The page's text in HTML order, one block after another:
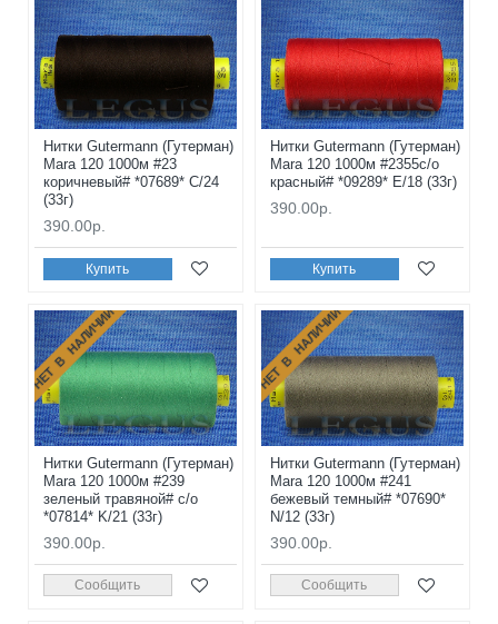
Нитки Gutermann (Гутерман)
Mara 120 1000м #23
коричневый# *07689* C/24
(33г)
390.00р.
Купить
Нитки Gutermann (Гутерман)
Mara 120 1000м #2355с/о
красный# *09289* E/18 (33г)
390.00р.
Купить
НЕТ В НАЛИЧИИ
Нитки Gutermann (Гутерман)
Mara 120 1000м #239
зеленый травяной# с/о
*07814* K/21 (33г)
390.00р.
Сообщить
НЕТ В НАЛИЧИИ
Нитки Gutermann (Гутерман)
Mara 120 1000м #241
бежевый темный# *07690*
N/12 (33г)
390.00р.
Сообщить